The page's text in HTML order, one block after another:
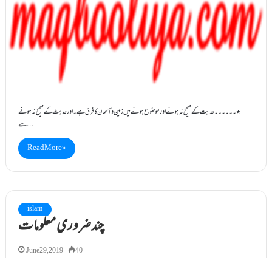
٭۔۔۔۔۔۔حدیث کے صحیح نہ ہونے اور موضوع ہونے میں زمین وآسمان کا فرق ہے۔اور حدیث کے صحیح نہ ہونے
سے…
Read More »
islam
چند ضروری معلومات
June 29, 2019 40